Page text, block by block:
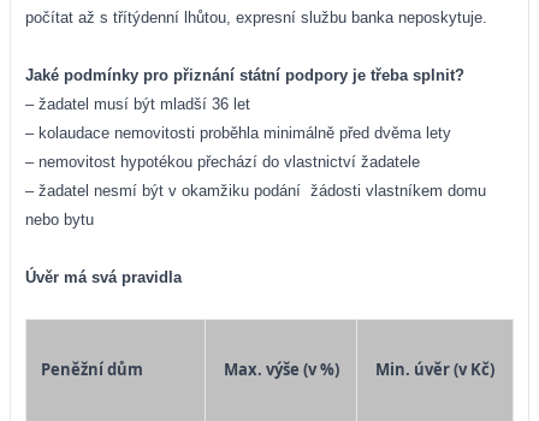
počítat až s třítýdenní lhůtou, expresní službu banka neposkytuje.
Jaké podmínky pro přiznání státní podpory je třeba splnit?
– žadatel musí být mladší 36 let
– kolaudace nemovitosti proběhla minimálně před dvěma lety
– nemovitost hypotékou přechází do vlastnictví žadatele
– žadatel nesmí být v okamžiku podání žádosti vlastníkem domu
nebo bytu
Úvěr má svá pravidla
Peněžní dům Max. výše (v %) Min. úvěr (v Kč)